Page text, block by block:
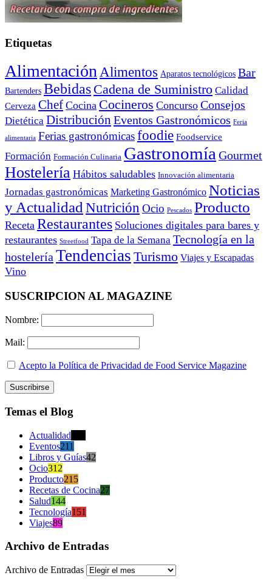
Etiquetas
Alimentación Alimentos Aparatos tecnológicos Bar
Bartenders Bebidas Cadena de Suministro Calidad
Cerveza Chef Cocina Cocineros Concurso Consejos
Dietética Distribución Eventos Gastronómicos Feria
alimentaria Ferias gastronómicasfoodie Foodservice
Formación Formación Culinaria Gastronomía Gourmet
Hostelería Hábitos saludables Innovación alimentaria
Jornadas gastronómicas Marketing Gastronómico Noticias
y Actualidad Nutrición Ocio Pescados Producto
Receta Restaurantes Soluciones digitales para bares y
restaurantes Streetfood Tapa de la Semana Tecnología en la
hostelería Tendencias Turismo Viajes y Escapadas
Vino
SUSCRIPCION AL MAGAZINE
Nombre:
Mail:
Acepto la Política de Privacidad de Food Service Magazine
Temas el Blog
Actualidad
Eventos211
Libros y Guías42
Ocio312
Producto215
Recetas de Cocina27
Salud144
Tecnología151
Viajes89
Archivo de Entradas
Archivo de Entradas